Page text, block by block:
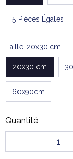
5 Pièces Égales
Taille: 20x30 cm
20x30 cm
60x90cm
Quantité